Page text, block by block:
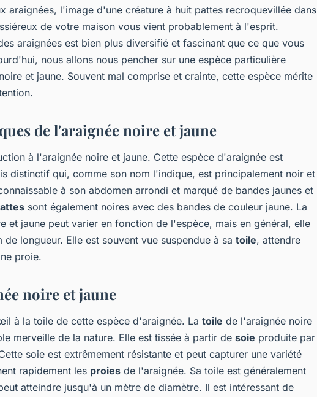
: tout ce que
espèce
araignées, l'image d'une créature à huit pattes recroquevillée dans
de votre maison vous vient probablement à l'esprit.
araignées est bien plus diversifié et fascinant que ce que vous
nous allons nous pencher sur une espèce particulière
et jaune. Souvent mal comprise et crainte, cette espèce mérite
de l'araignée noire et jaune
à l'araignée noire et jaune. Cette espèce d'araignée est
distinctif qui, comme son nom l'indique, est principalement noir et
à son abdomen arrondi et marqué de bandes jaunes et
sont également noires avec des bandes de couleur jaune. La
et jaune peut varier en fonction de l'espèce, mais en général, elle
longueur. Elle est souvent vue suspendue à sa toile, attendre
proie.
noire et jaune
à la toile de cette espèce d'araignée. La toile de l'araignée noire
merveille de la nature. Elle est tissée à partir de soie produite par
soie est extrêmement résistante et peut capturer une variété
rapidement les proies de l'araignée. Sa toile est généralement
atteindre jusqu'à un mètre de diamètre. Il est intéressant de